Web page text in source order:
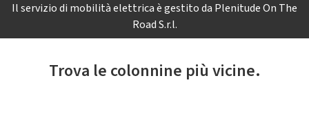
Il servizio di mobilità elettrica è gestito da Plenitude On The
Road S.r.l.
Trova le colonnine più vicine.